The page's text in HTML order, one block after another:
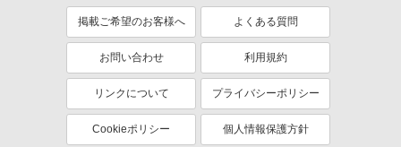
同じ特徴から求人を探す
未経験歓迎
ミドル（40代～）活躍中
ボーナス・賞与あり
車通勤OK
社会保険あり
産休・育休取得実績あり
掲載ご希望のお客様へ よくある質問
お問い合わせ 利用規約
リンクについて プライバシーポリシー
Cookieポリシー 個人情報保護方針